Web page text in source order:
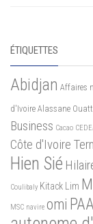
ÉTIQUETTES
Abidjan Affaires
d'Ivoire Alassane
Business Cacao
Côte d'Ivoire
Hien Sié
Coulibaly Kitack Lim
MSC navire omi PAA